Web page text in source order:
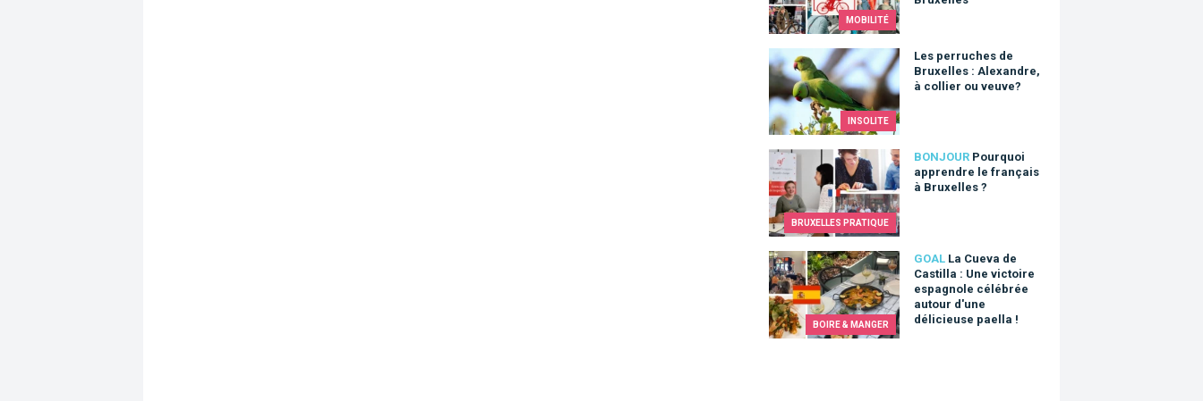
MOBILITÉ
INSOLITE
Les perruches de
Bruxelles : Alexandre,
à collier ou veuve?
Les perruches de Bruxelles : Alexandre, à collier ou veuve?
BRUXELLES PRATIQUE
BONJOUR Pourquoi
apprendre le français
à Bruxelles ?
Pourquoi apprendre le français à Bruxelles ?
BOIRE & MANGER
GOAL La Cueva de
Castilla : Une victoire
espagnole célébrée
autour d'une
délicieuse paella !
La Cueva de Castilla : Une victoire espagnole célébrée autour d'une